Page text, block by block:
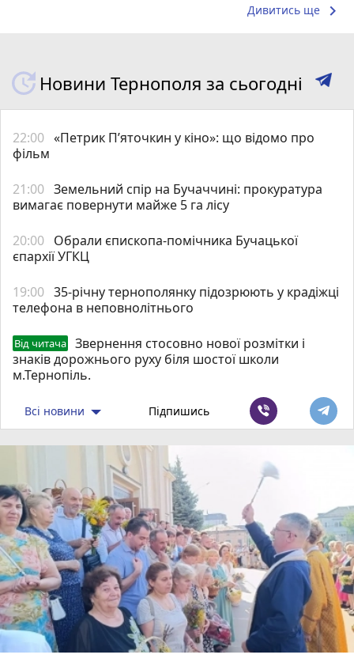
Дивитись ще keyboard_arrow_right
Новини Тернополя за сьогодні
22:00 «Петрик П’яточкин у кіно»: що відомо про
фільм
21:00 Земельний спір на Бучаччині: прокуратура
вимагає повернути майже 5 га лісу
20:00 Обрали єпископа-помічника Бучацької
єпархії УГКЦ
19:00 35-річну тернополянку підозрюють у крадіжці
телефона в неповнолітнього
Від читача
Звернення стосовно нової розмітки і
знаків дорожнього руху біля шостої школи
м.Тернопіль.
Всі новини Підпишись